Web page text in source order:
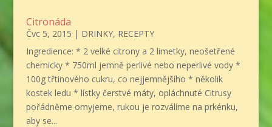
Citronáda
Čvc 5, 2015 | DRINKY, RECEPTY
Ingredience: * 2 velké citrony a 2 limetky, neošetřené
chemicky * 750ml jemně perlivé nebo neperlivé vody *
100g třtinového cukru, co nejjemnějšího * několik
kostek ledu * lístky čerstvé máty, opláchnuté Citrusy
pořádněme omyjeme, rukou je rozválíme na prkénku,
aby se...